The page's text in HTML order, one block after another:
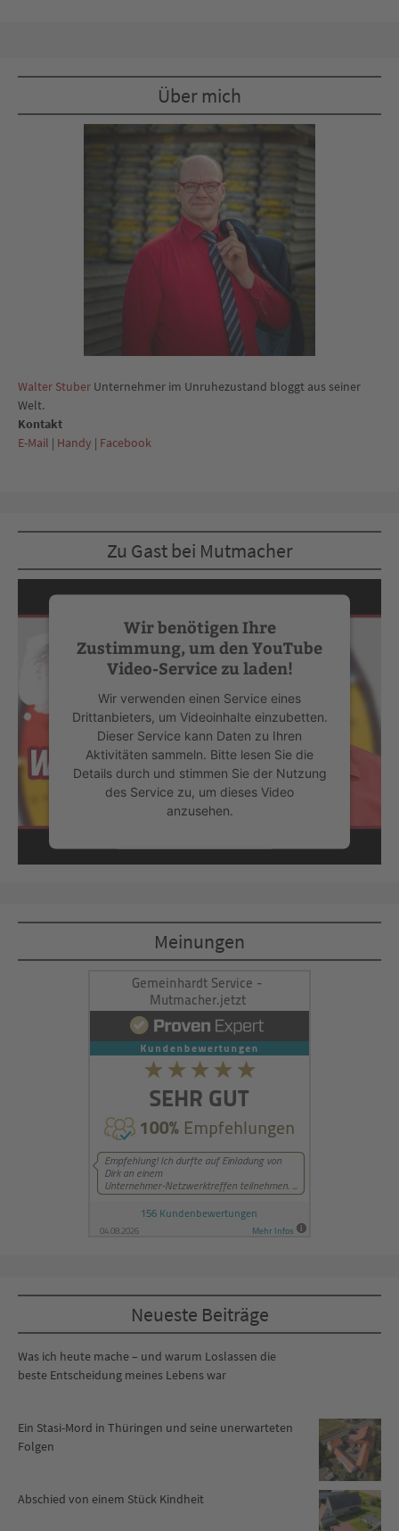
Über mich
Walter Stuber Unternehmer im Unruhezustand bloggt aus seiner
Welt.
Kontakt
E-Mail | Handy | Facebook
Zu Gast bei Mutmacher
Wir benötigen Ihre
Zustimmung, um den YouTube
Video-Service zu laden!
Wir verwenden einen Service eines
Drittanbieters, um Videoinhalte einzubetten.
Dieser Service kann Daten zu Ihren
Aktivitäten sammeln. Bitte lesen Sie die
Details durch und stimmen Sie der Nutzung
des Service zu, um dieses Video
anzusehen.
Mehr Informationen
powered byUsercentrics Consent
Management Platform&eRecht24
Meinungen
Neueste Beiträge
Was ich heute mache – und warum Loslassen die
beste Entscheidung meines Lebens war
Ein Stasi-Mord in Thüringen und seine unerwarteten
Folgen
Abschied von einem Stück Kindheit